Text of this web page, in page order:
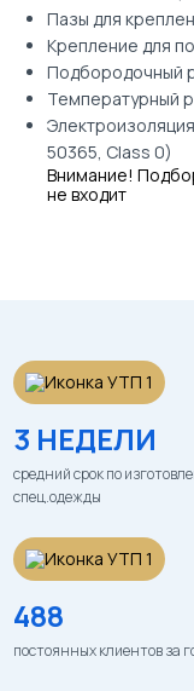
Пазы для
Крепление для
Подбородочный
Температурный
50365, Class 0)
Внимание!
не входит
3 НЕДЕЛИ
средний срок по
спец.одежды
488
постоянных клиентов за